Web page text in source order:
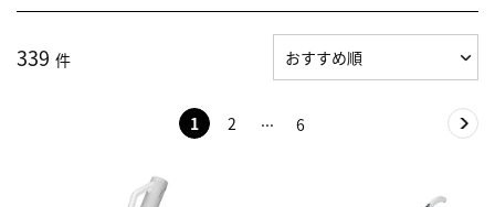
339 件
1 2 6